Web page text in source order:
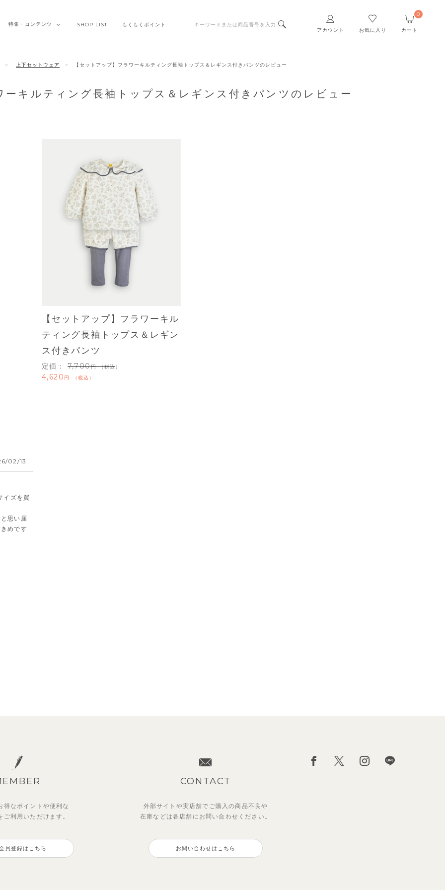
アカウント お気に入り カート
0
特集・ コンテンツ SHOP LIST もくもくポイント
上下セットウェア 【セットアップ】フラワーキルティング長袖トップス＆レギンス付きパンツのレビュー
ーキルティング長袖トップス＆レギンス付きパンツのレビュー
【セットアップ】フラワーキル
ティング長袖トップス＆レギン
ス付きパンツ
定価： 7,700 （税込）
4,620 税込
02/13
イズを買
思い届
めです
得なポイントや便利な
ご利用いただけます。
員登録はこちら
CONTACT
外部サイトや実店舗でご購入の商品不良や
在庫などは各店舗に お問い合わせください。
お問い合わせはこちら